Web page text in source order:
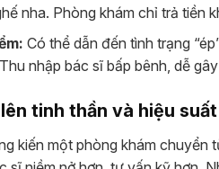
nha. Phòng khám chỉ trả tiền
Có thể dẫn đến tình trạng
nhập bác sĩ bấp bênh, dễ
tinh thần và hiệu
kiến một phòng khám chuyển